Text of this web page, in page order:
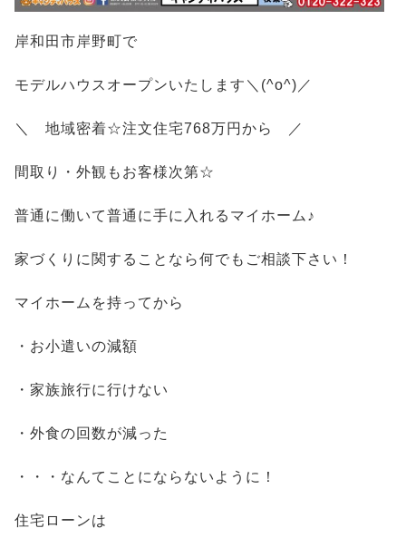
岸和田市岸野町で
モデルハウスオープンいたします＼(^o^)／
＼ 地域密着☆注文住宅768万円から ／
間取り・外観もお客様次第☆
普通に働いて普通に手に入れるマイホーム♪
家づくりに関することなら何でもご相談下さい！
マイホームを持ってから
・お小遣いの減額
・家族旅行に行けない
・外食の回数が減った
・・・なんてことにならないように！
住宅ローンは